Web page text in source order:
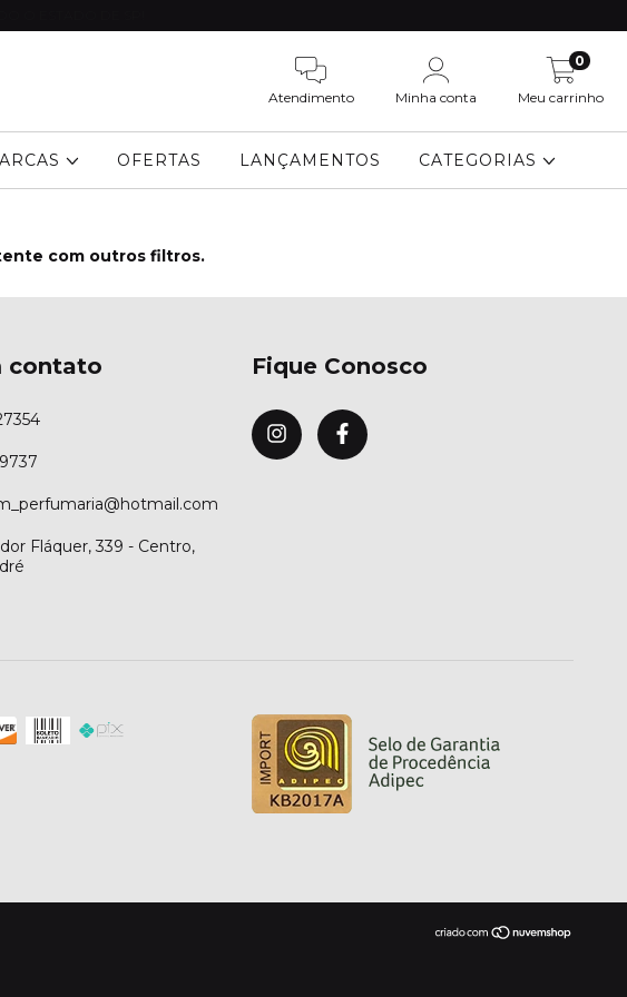
Atendimento Minha conta Meu carrinho
0
OFERTAS LANÇAMENTOS CATEGORIAS
com outros filtros.
contato
Fláquer, 339 - Centro,
Fique Conosco